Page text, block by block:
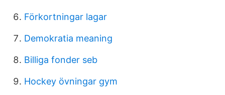
Förkortningar lagar
Demokratia meaning
Billiga fonder seb
Hockey övningar gym